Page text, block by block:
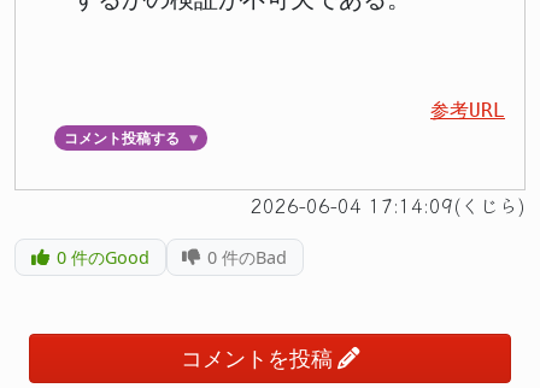
参考URL
コメント投稿する ▼
2026-06-04 17:14:09(くじら)
0件のGood 0 件のBad
コメントを投稿